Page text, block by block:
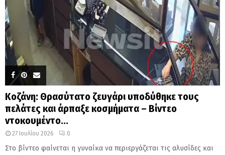
Κοζάνη: Θρασύτατο ζευγάρι υποδύθηκε τους
πελάτες και άρπαξε κοσμήματα – Βίντεο
ντοκουμέντο...
27 Ιουλίου 2026 0
Στο βίντεο φαίνεται η γυναίκα να περιεργάζεται τις αλυσίδες και